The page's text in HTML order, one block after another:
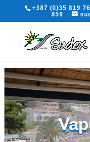
+387 (0)35 819
859